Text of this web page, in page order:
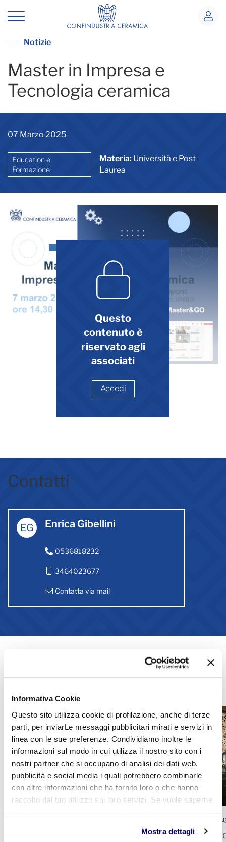
Informativa Cookie
Questo sito utilizza cookie di profilazione, anche di terze
parti, per inviarLe messaggi pubblicitari mirati e servizi in
linea con le sue preferenze. Condividiamo inoltre le
informazioni sul modo in cui utilizza il nostro sito con i
nostri partner che si occupano di analisi dei dati web,
pubblicità e social media i quali potrebbero combinarle
con altre informazioni che ha fornito loro o che hanno
raccolto dal tuo utilizzo sui loro servizi. Se vuole saperne
sul tasto "Accetta tutti". Se non vuole i cookie di
Mostra dettagli
Master in Impresa e Tecnologia
Vai alla lista notizie
Notizie
Master in Impresa e
Tecnologia ceramica
07 Marzo 2025
Education e
Formazione
Materia: Università e Post
Laurea
Questo
contenuto è
riservato agli
associati
Accedi
Contatti
EG Enrica Gibellini
0536818232
3464023677
Contatta via mail
Altre notizie
Chiusura uffici per ferie estive
21